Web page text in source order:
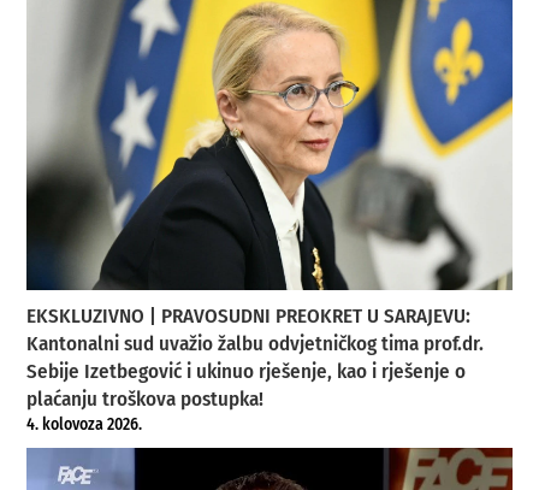
EKSKLUZIVNO | PRAVOSUDNI PREOKRET U SARAJEVU:
Kantonalni sud uvažio žalbu odvjetničkog tima prof.dr.
Sebije Izetbegović i ukinuo rješenje, kao i rješenje o
plaćanju troškova postupka!
4. kolovoza 2026.